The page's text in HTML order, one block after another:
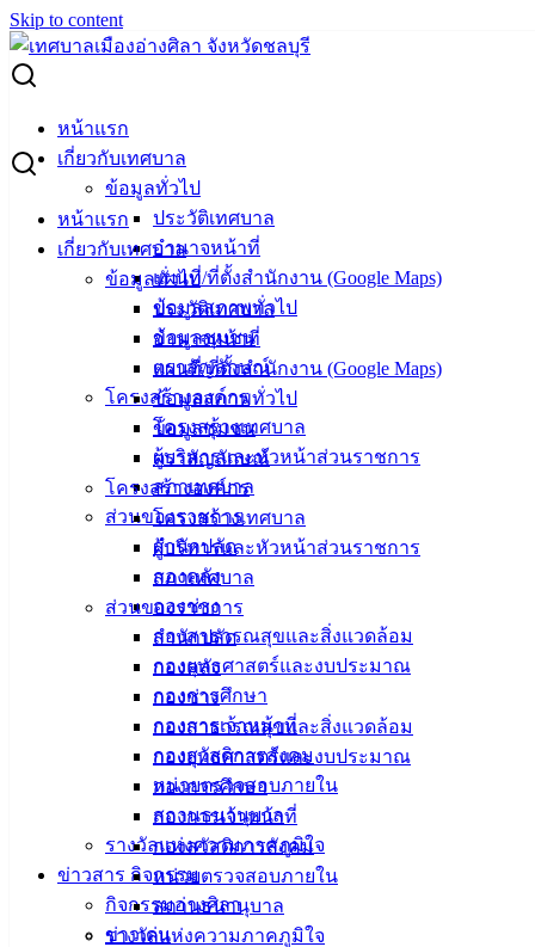
Skip to content
หน้าแรก
เกี่ยวกับเทศบาล
ข้อมูลทั่วไป
ประวัติเทศบาล
อำนาจหน้าที่
แผนที่/ที่ตั้งสำนักงาน (Google Maps)
ข้อมูลสภาพทั่วไป
ข้อมูลชุมชน
ตราสัญลักษณ์
โครงสร้างองค์กร
โครงสร้างเทศบาล
ผู้บริหารและหัวหน้าส่วนราชการ
สภาเทศบาล
ส่วนของราชการ
สำนักปลัด
กองคลัง
กองช่าง
กองสาธารณสุขและสิ่งแวดล้อม
กองยุทธศาสตร์และงบประมาณ
กองการศึกษา
กองการเจ้าหน้าที่
กองสวัสดิการสังคม
หน่วยตรวจสอบภายใน
สถานธนานุบาล
รางวัลแห่งความภาคภูมิใจ
ข่าวสาร กิจกรรม
กิจกรรมอ่างศิลา
ข่าวเด่น
หน้าแรก
เกี่ยวกับเทศบาล
ข้อมูลทั่วไป
ประวัติเทศบาล
อำนาจหน้าที่
แผนที่/ที่ตั้งสำนักงาน (Google Maps)
ข้อมูลสภาพทั่วไป
ข้อมูลชุมชน
ตราสัญลักษณ์
โครงสร้างองค์กร
โครงสร้างเทศบาล
ผู้บริหารและหัวหน้าส่วนราชการ
สภาเทศบาล
ส่วนของราชการ
สำนักปลัด
กองคลัง
กองช่าง
กองสาธารณสุขและสิ่งแวดล้อม
กองยุทธศาสตร์และงบประมาณ
กองการศึกษา
กองการเจ้าหน้าที่
กองสวัสดิการสังคม
หน่วยตรวจสอบภายใน
สถานธนานุบาล
รางวัลแห่งความภาคภูมิใจ
Search for:
เชิญร่วมรับฟังความคิดเห็นร่างกฎกระทรวง
เชิญร่วมรับฟังความคิดเห็นร่างกฎ
กระทรวง
พฤษภาคม 29, 2024มิถุนายน 5, 2024
คลิ๊ก…เพื่อร่วมแสดงความคิดเห็น ผ่านระบบออนไลน์